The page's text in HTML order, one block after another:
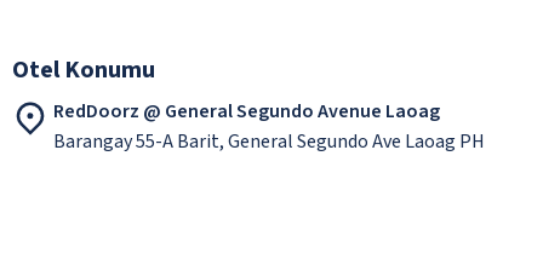
Otel Konumu
RedDoorz @ General Segundo Avenue Laoag
Barangay 55-A Barit, General Segundo Ave Laoag PH